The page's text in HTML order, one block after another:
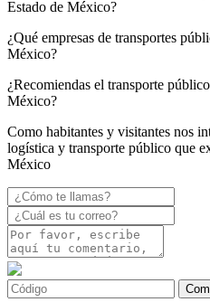
Estado de México?
¿Qué empresas de transportes
México?
¿Recomiendas el transporte
México?
Como habitantes y visitantes nos
logística y transporte público que
México